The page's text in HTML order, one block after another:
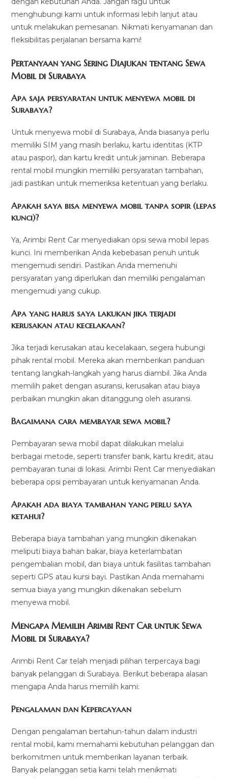
menghubungi kami untuk informasi lebih lanjut atau
untuk melakukan pemesanan. Nikmati kenyamanan dan
fleksibilitas perjalanan bersama kami!
Pertanyaan yang Sering Diajukan tentang Sewa
Mobil di Surabaya
Apa saja persyaratan untuk menyewa mobil di
Surabaya?
Untuk menyewa mobil di Surabaya, Anda biasanya perlu
memiliki SIM yang masih berlaku, kartu identitas (KTP
atau paspor), dan kartu kredit untuk jaminan. Beberapa
rental mobil mungkin memiliki persyaratan tambahan,
jadi pastikan untuk memeriksa ketentuan yang berlaku.
Apakah saya bisa menyewa mobil tanpa sopir (lepas
kunci)?
Ya, Arimbi Rent Car menyediakan opsi sewa mobil lepas
kunci. Ini memberikan Anda kebebasan penuh untuk
mengemudi sendiri. Pastikan Anda memenuhi
persyaratan yang diperlukan dan memiliki pengalaman
mengemudi yang cukup.
Apa yang harus saya lakukan jika terjadi
kerusakan atau kecelakaan?
Jika terjadi kerusakan atau kecelakaan, segera hubungi
pihak rental mobil. Mereka akan memberikan panduan
tentang langkah-langkah yang harus diambil. Jika Anda
memilih paket dengan asuransi, kerusakan atau biaya
perbaikan mungkin akan ditanggung oleh asuransi.
Bagaimana cara membayar sewa mobil?
Pembayaran sewa mobil dapat dilakukan melalui
berbagai metode, seperti transfer bank, kartu kredit, atau
pembayaran tunai di lokasi. Arimbi Rent Car menyediakan
beberapa opsi pembayaran untuk kenyamanan Anda.
Apakah ada biaya tambahan yang perlu saya
ketahui?
Beberapa biaya tambahan yang mungkin dikenakan
meliputi biaya bahan bakar, biaya keterlambatan
pengembalian mobil, dan biaya untuk fasilitas tambahan
seperti GPS atau kursi bayi. Pastikan Anda memahami
semua biaya yang mungkin dikenakan sebelum
menyewa mobil.
Mengapa Memilih Arimbi Rent Car untuk Sewa
Mobil di Surabaya?
Arimbi Rent Car telah menjadi pilihan terpercaya bagi
banyak pelanggan di Surabaya. Berikut beberapa alasan
mengapa Anda harus memilih kami:
Pengalaman dan Kepercayaan
Dengan pengalaman bertahun-tahun dalam industri
rental mobil, kami memahami kebutuhan pelanggan dan
berkomitmen untuk memberikan layanan terbaik.
Banyak pelanggan setia kami telah menikmati